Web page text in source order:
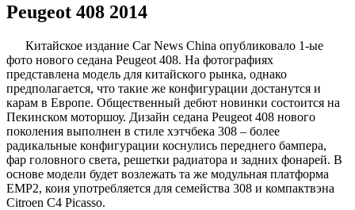
Peugeot 408 2014
Китайское издание Car News China опубликовало 1-ые
фото нового седана Peugeot 408. На фотографиях
представлена модель для китайского рынка, однако
предполагается, что такие же конфигурации достанутся и
карам в Европе. Общественный дебют новинки состоится на
Пекинском моторшоу. Дизайн седана Peugeot 408 нового
поколения выполнен в стиле хэтчбека 308 – более
радикальные конфигурации коснулись переднего бампера,
фар головного света, решетки радиатора и задних фонарей. В
основе модели будет возлежать та же модульная платформа
EMP2, коия употребляется для семейства 308 и компактвэна
Citroen C4 Picasso.